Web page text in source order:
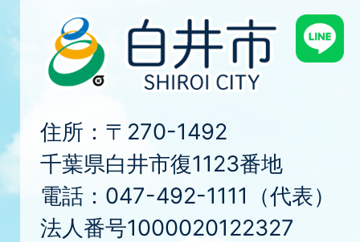
住所：〒270-1492
千葉県白井市復1123番地
電話：047-492-1111（代表）
法人番号1000020122327